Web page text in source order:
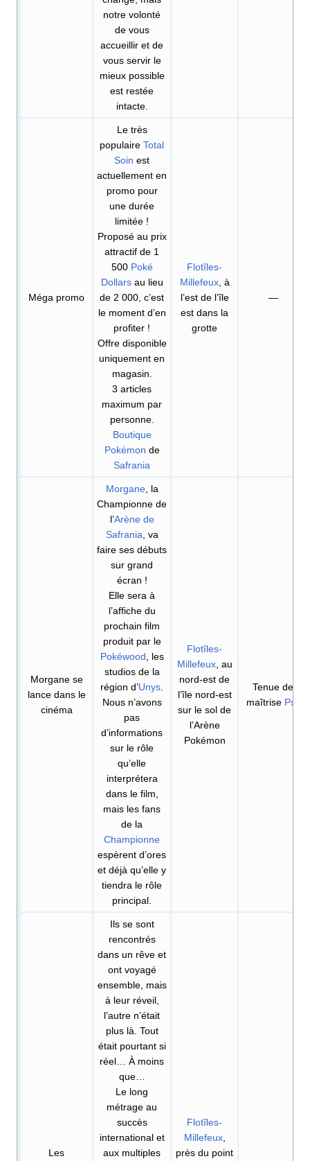
notre volonté
de vous
accueillir et de
vous servir le
mieux possible
est restée
intacte.
Méga promo
Le très
populaire Total
Soin est
actuellement en
promo pour
une durée
limitée !
Proposé au prix
attractif de 1
500 Poké
Dollarsau lieu
de 2 000, c’est
le moment d’en
profiter !
Offre disponible
uniquement en
magasin.
3 articles
maximum par
personne.
Boutique
Pokémon de
Safrania
Flotîles-
Millefeux, à
l’est de l’île
est dans la
grotte
—
Morgane se
lance dans le
cinéma
Morgane, la
Championne de
l’Arène de
Safrania , va
faire ses débuts
sur grand
écran !
Elle sera à
l’affiche du
prochain film
produit par le
Pokéwood , les
studios de la
région d’Unys
Nous n’avons
pas
d’informations
sur le rôle
qu’elle
interprétera
dans le film,
mais les fans
de la
Championne
espèrent d’ores
et déjà qu’elle y
tiendra le rôle
principal.
Flotîles-
Millefeux, au
nord-est de
l’île nord-est
sur le sol de
l’Arène
Pokémon
Tenue de
maîtrise Psy
Les
Ils se sont
rencontrés
dans un rêve et
ont voyagé
ensemble, mais
à leur réveil,
l’autre n’était
plus là. Tout
était pourtant si
réel… À moins
que…
Le long
métrage au
succès
international et
aux multiples
Flotîles-
Millefeux,
près du point